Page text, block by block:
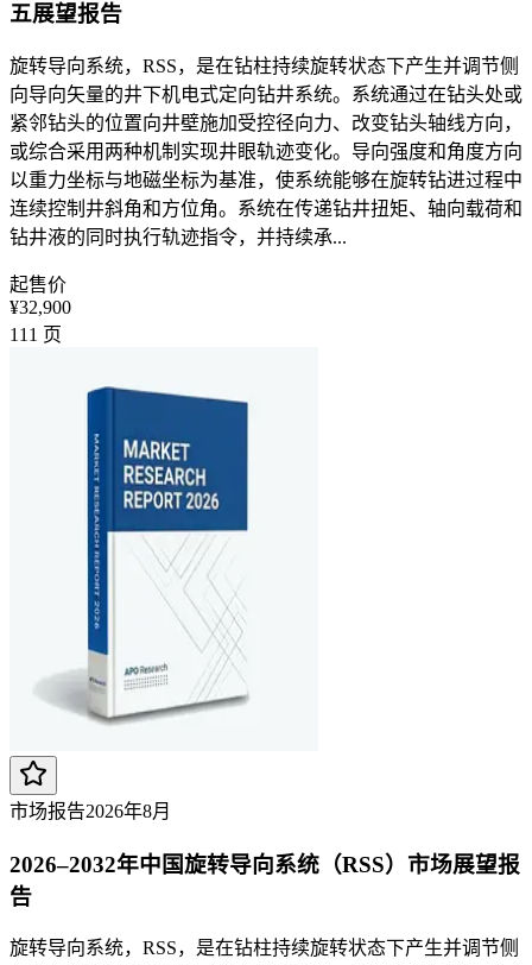
五展望报告
旋转导向系统，RSS，是在钻柱持续旋转状态下产生并调节侧
向导向矢量的井下机电式定向钻井系统。系统通过在钻头处或
紧邻钻头的位置向井壁施加受控径向力、改变钻头轴线方向，
或综合采用两种机制实现井眼轨迹变化。导向强度和角度方向
以重力坐标与地磁坐标为基准，使系统能够在旋转钻进过程中
连续控制井斜角和方位角。系统在传递钻井扭矩、轴向载荷和
钻井液的同时执行轨迹指令，并持续承...
起售价
¥32,900
111 页
市场报告2026年8月
2026–2032年中国旋转导向系统（RSS）市场展望报
告
旋转导向系统，RSS，是在钻柱持续旋转状态下产生并调节侧